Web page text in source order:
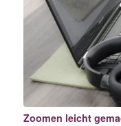
Zoomen leicht